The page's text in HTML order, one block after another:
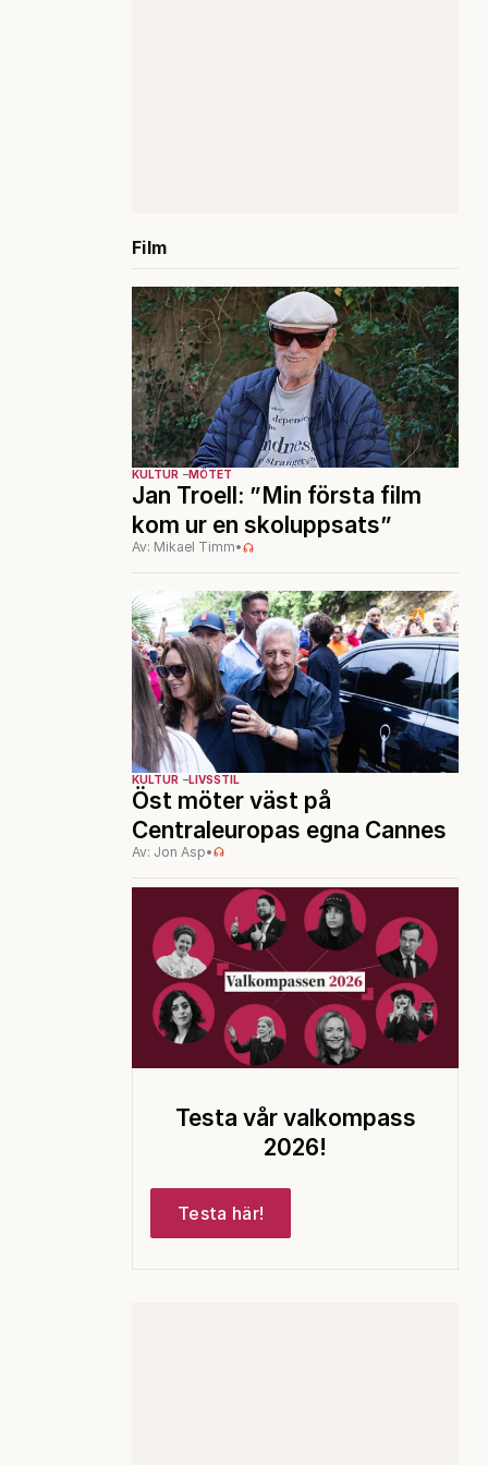
Film
KULTUR MÖTET
Jan Troell: ”Min första film
kom ur en skoluppsats”
Av: Mikael Timm•
KULTUR LIVSSTIL
Öst möter väst på
Centraleuropas egna Cannes
Av: Jon Asp•
Testa vår valkompass
2026!
Testa här!